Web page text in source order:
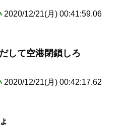
2020/12/21(月) 00:41:59.06
して空港閉鎖しろ
2020/12/21(月) 00:42:17.62